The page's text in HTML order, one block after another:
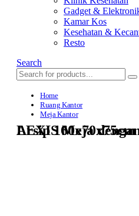
Gadget &
Kamar Kos
Kesehatan &
Resto
Search
Home
Ruang Kantor
Meja Kantor
LEXIS Meja dengan mobile kabinet Arsip 160x70x75cm